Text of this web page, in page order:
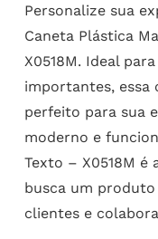
Personalize sua
Caneta Plástica
X0518M. Ideal
importantes, essa
perfeito para sua
moderno e
Texto – X0518M é
busca um
clientes e